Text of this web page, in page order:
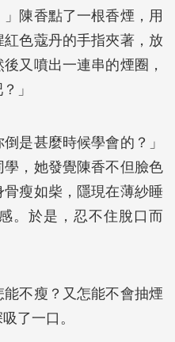
陳香點了一根香煙，用
色蔻丹的手指夾著，放
又噴出一連串的煙圈，
？」
是甚麼時候學會的？」
，她發覺陳香不但臉色
瘦如柴，隱現在薄紗睡
。於是，忍不住脫口而
能不瘦？又怎能不會抽煙
了一口。